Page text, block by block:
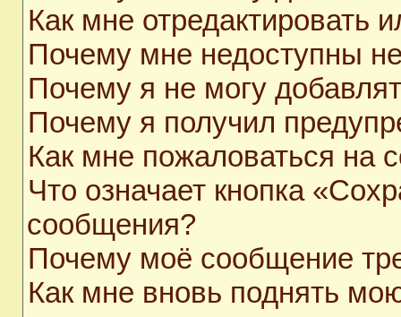
Как мне отредактировать
Почему мне недоступны
Почему я не могу
Почему я получил
Как мне пожаловаться на
Что означает кнопка
сообщения?
Почему моё сообщение
Как мне вновь поднять